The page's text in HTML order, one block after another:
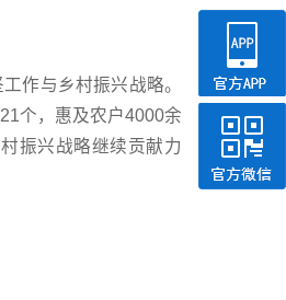
作与乡村振兴战略。
个，惠及农户4000余
振兴战略继续贡献力